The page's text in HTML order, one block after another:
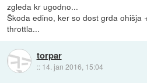
zgleda kr ugodno...
Škoda edino, ker so dost grda ohišja
throttla...
torpar
:: 14. jan 2016, 15:04